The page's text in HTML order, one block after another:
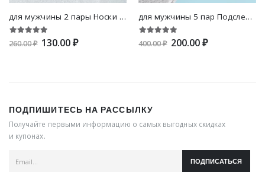
для мужчины 2 пары Носки с текстовым принтом
260.00 ₽ 130.00 ₽
для мужчины 5 пар Подследники двухцветный
400.00 ₽ 200.00 ₽
ПОДПИШИТЕСЬ НА РАССЫЛКУ
Получайте первыми информацию о самых выгодных скидках
и купонах.
ПОДПИСАТЬСЯ